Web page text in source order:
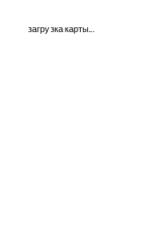
загрузка карты...